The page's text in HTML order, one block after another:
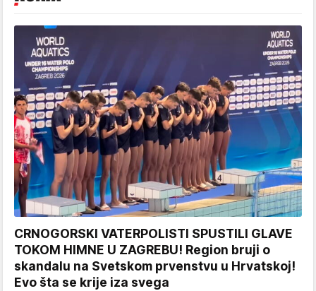
CRNOGORSKI VATERPOLISTI SPUSTILI GLAVE
TOKOM HIMNE U ZAGREBU! Region bruji o
skandalu na Svetskom prvenstvu u Hrvatskoj!
Evo šta se krije iza svega